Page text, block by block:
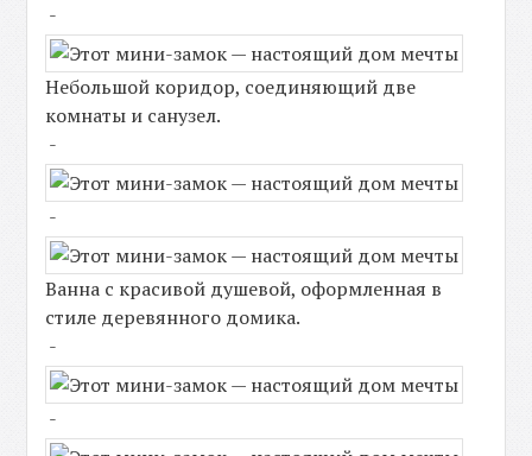
-
Небольшой коридор, соединяющий две
комнаты и санузел.
-
-
Ванна с красивой душевой, оформленная в
стиле деревянного домика.
-
-